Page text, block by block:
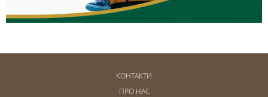
КОНТАКТИ
ПРО НАС